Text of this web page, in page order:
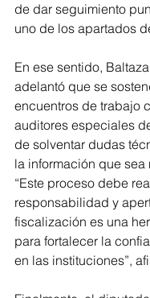
de dar seguimiento
uno de los apartados
En ese sentido,
adelantó que se
encuentros de trabajo
auditores especiales
de solventar dudas
la información que sea
“Este proceso debe
responsabilidad y
fiscalización es una
para fortalecer la
en las instituciones”,